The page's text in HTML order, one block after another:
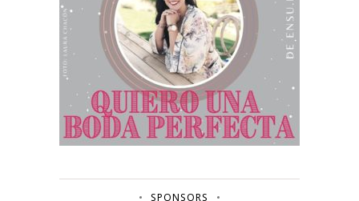
SPONSORS